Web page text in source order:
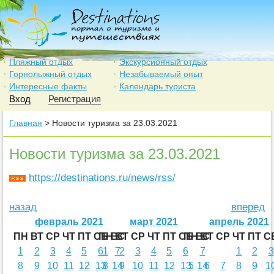
Пляжный отдых
Экскурсионный отдых
Горнолыжный отдых
Незабываемый опыт
Интересные факты
Календарь туриста
Вход Регистрация
Главная > Новости туризма за 23.03.2021
Новости туризма за 23.03.2021
https://destinations.ru/news/rss/
назад вперед
февраль 2021
ПН ВТ СР ЧТ ПТ СБ ВС
1
2 3 4 5 6
7
8
9 10 11 12 13
14
март 2021
ПН ВТ СР ЧТ ПТ СБ ВС
1
2 3 4 5 6
7
8
9 10 11 12 13
14
апрель 2021
ПН ВТ СР ЧТ ПТ
1
2
3
5
6 7 8 9